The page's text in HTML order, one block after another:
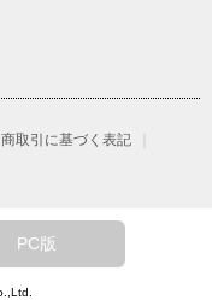
取引に基づく表記
PC版